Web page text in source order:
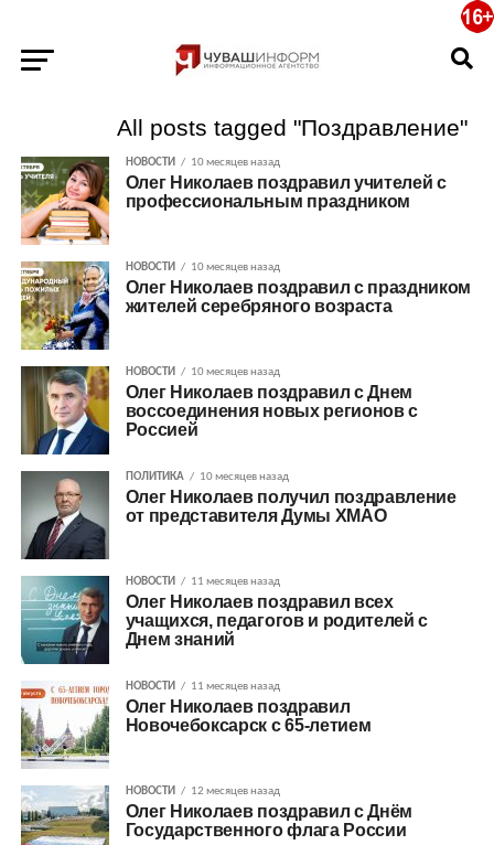
All posts tagged "Поздравление"
НОВОСТИ 10 месяцев назад
Олег Николаев поздравил учителей с
профессиональным праздником
НОВОСТИ 10 месяцев назад
Олег Николаев поздравил с праздником
жителей серебряного возраста
НОВОСТИ 10 месяцев назад
Олег Николаев поздравил с Днем
воссоединения новых регионов с
Россией
ПОЛИТИКА 10 месяцев назад
Олег Николаев получил поздравление
от представителя Думы ХМАО
НОВОСТИ 11 месяцев назад
Олег Николаев поздравил всех
учащихся, педагогов и родителей с
Днем знаний
НОВОСТИ 11 месяцев назад
Олег Николаев поздравил
Новочебоксарск с 65-летием
НОВОСТИ 12 месяцев назад
Олег Николаев поздравил с Днём
Государственного флага России